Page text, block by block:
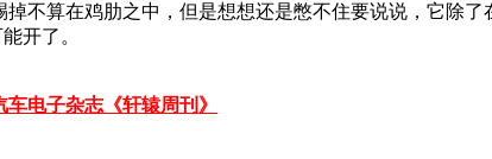
不算在鸡肋之中，但是想想还是憋不住要说说，它除
开了。
电子杂志《轩辕周刊》